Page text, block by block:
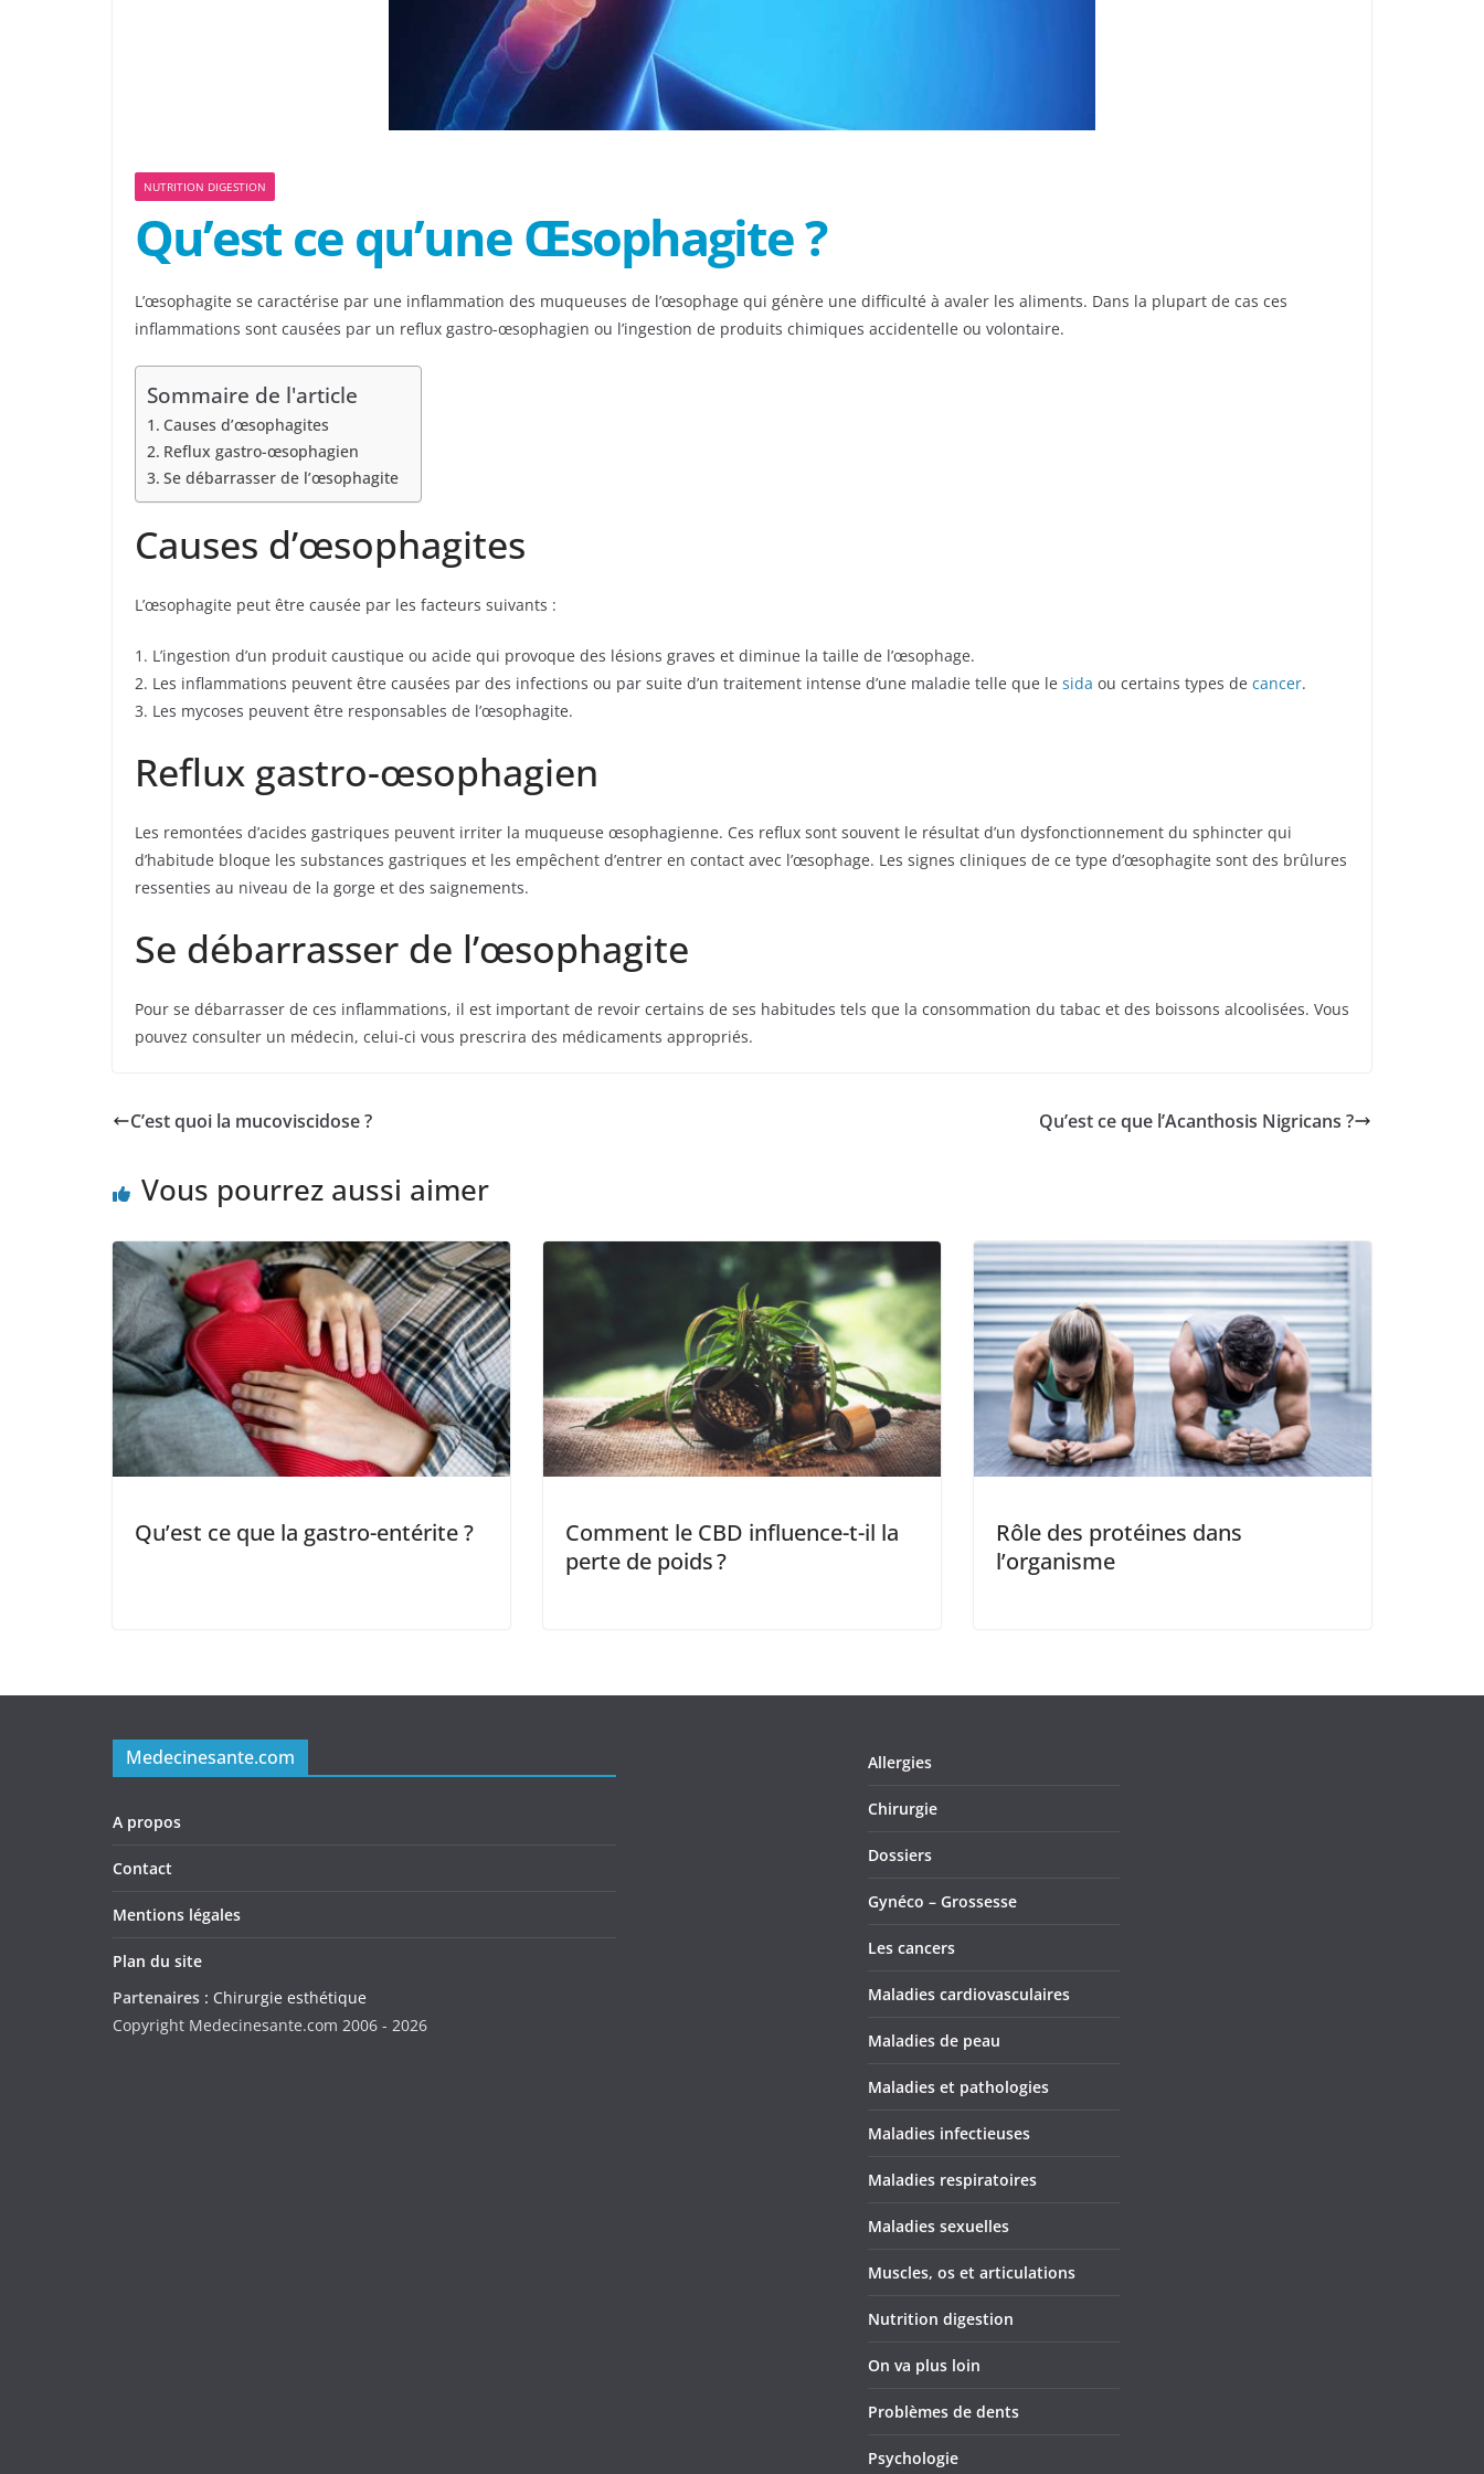
NUTRITION DIGESTION
Qu’est ce qu’une Œsophagite ?
L’œsophagite se caractérise par une inflammation des muqueuses de l’œsophage qui génère une difficulté à avaler les aliments. Dans la plupart de cas ces
inflammations sont causées par un reflux gastro-œsophagien ou l’ingestion de produits chimiques accidentelle ou volontaire.
Sommaire de l'article
Causes d’œsophagites
Reflux gastro-œsophagien
Se débarrasser de l’œsophagite
Causes d’œsophagites
L’œsophagite peut être causée par les facteurs suivants :
1. L’ingestion d’un produit caustique ou acide qui provoque des lésions graves et diminue la taille de l’œsophage.
2. Les inflammations peuvent être causées par des infections ou par suite d’un traitement intense d’une maladie telle que le sida ou certains types de cancer.
3. Les mycoses peuvent être responsables de l’œsophagite.
Reflux gastro-œsophagien
Les remontées d’acides gastriques peuvent irriter la muqueuse œsophagienne. Ces reflux sont souvent le résultat d’un dysfonctionnement du sphincter qui
d’habitude bloque les substances gastriques et les empêchent d’entrer en contact avec l’œsophage. Les signes cliniques de ce type d’œsophagite sont des brûlures
ressenties au niveau de la gorge et des saignements.
Se débarrasser de l’œsophagite
Pour se débarrasser de ces inflammations, il est important de revoir certains de ses habitudes tels que la consommation du tabac et des boissons alcoolisées. Vous
pouvez consulter un médecin, celui-ci vous prescrira des médicaments appropriés.
C’est quoi la mucoviscidose ? Qu’est ce que l’Acanthosis Nigricans ?
Vous pourrez aussi aimer
Qu’est ce que la gastro-entérite ?
Comment le CBD influence-t-il la
perte de poids ?
Rôle des protéines dans
l’organisme
Medecinesante.com
A propos
Contact
Mentions légales
Plan du site
Partenaires : Chirurgie esthétique
Copyright Medecinesante.com 2006 - 2026
Allergies
Chirurgie
Dossiers
Gynéco – Grossesse
Les cancers
Maladies cardiovasculaires
Maladies de peau
Maladies et pathologies
Maladies infectieuses
Maladies respiratoires
Maladies sexuelles
Muscles, os et articulations
Nutrition digestion
On va plus loin
Problèmes de dents
Psychologie